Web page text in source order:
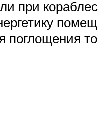
при
поглощения